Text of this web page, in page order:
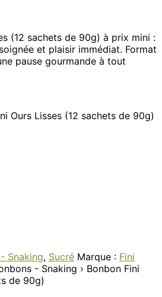
(12 sachets de 90g) à prix mini :
et plaisir immédiat. Format
pause gourmande à tout
Ours Lisses (12 sachets de 90g)
Snaking, Sucré Marque : Fini
- Snaking › Bonbon Fini
de 90g)